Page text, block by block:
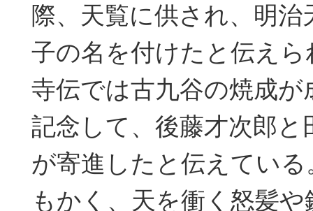
際、天覧に供され、明治
子の名を付けたと伝え
寺伝では古九谷の焼成
記念して、後藤才次郎と
が寄進したと伝えてい
もかく、天を衝く怒髪